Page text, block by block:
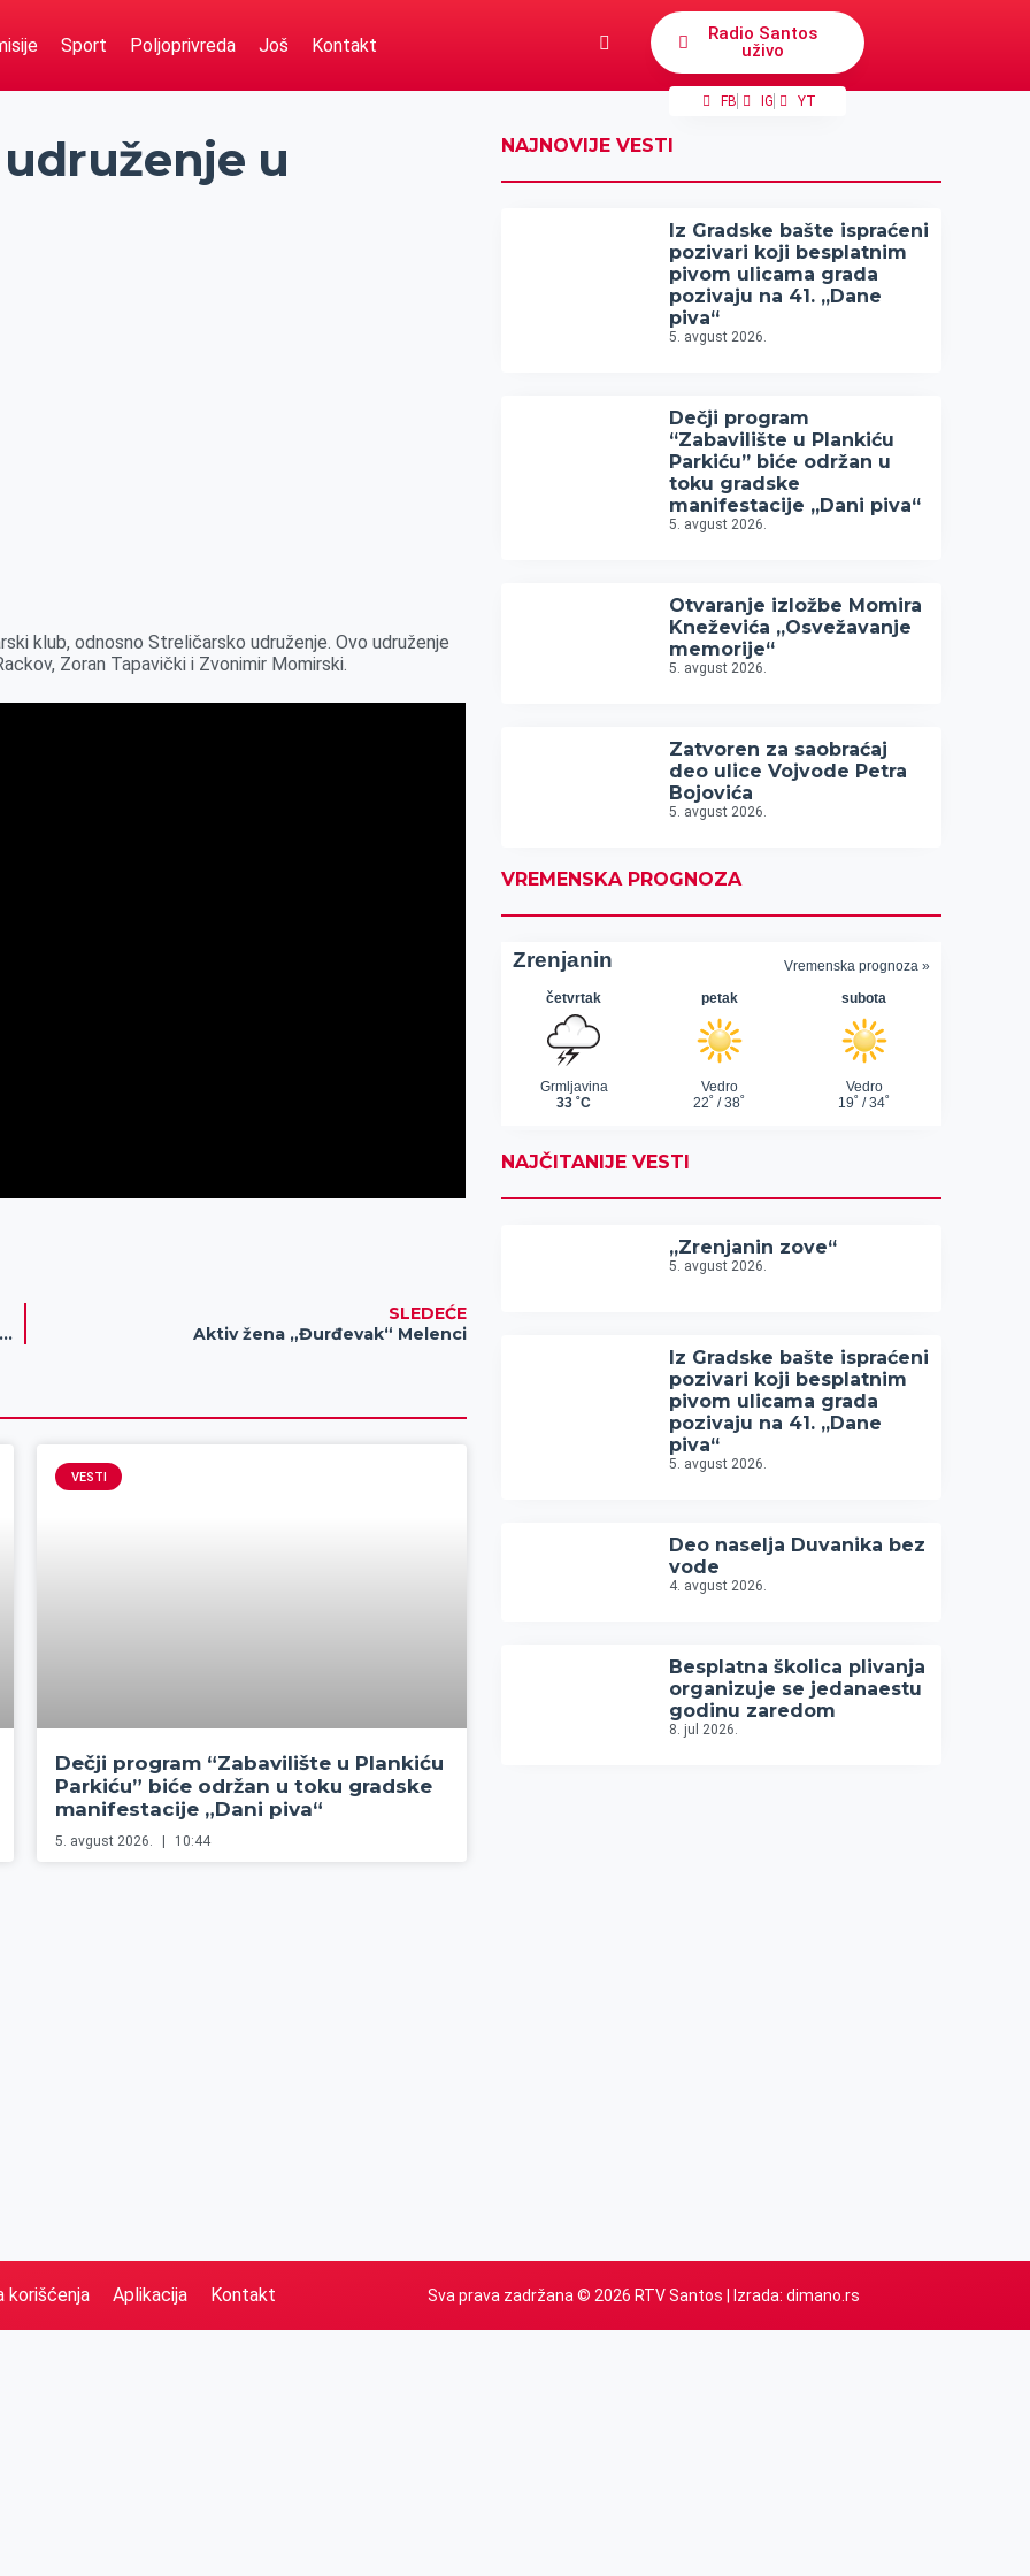
Sport Poljoprivreda Još Kontakt
Radio Santos
uživo
FB IG YT
u
klub, odnosno Streličarsko udruženje. Ovo udruženje
Zoran Tapavički i Zvonimir Momirski.
Pileće kobasice delikates na Itebejskoj kobasicijadi
SLEDEĆE
Aktiv žena „Đurđevak“ Melenci
VESTI
Dečji program “Zabavilište u Plankiću
Parkiću” biće održan u toku gradske
manifestacije „Dani piva“
5. avgust 2026. 10:44
NAJNOVIJE VESTI
Iz Gradske bašte ispraćeni
pozivari koji besplatnim
pivom ulicama grada
pozivaju na 41. „Dane
piva“
5. avgust 2026.
Dečji program
“Zabavilište u Plankiću
Parkiću” biće održan u
toku gradske
manifestacije „Dani piva“
5. avgust 2026.
Otvaranje izložbe Momira
Kneževića „Osvežavanje
memorije“
5. avgust 2026.
Zatvoren za saobraćaj
deo ulice Vojvode Petra
Bojovića
5. avgust 2026.
VREMENSKA PROGNOZA
NAJČITANIJE VESTI
„Zrenjanin zove“
5. avgust 2026.
Iz Gradske bašte ispraćeni
pozivari koji besplatnim
pivom ulicama grada
pozivaju na 41. „Dane
piva“
5. avgust 2026.
Deo naselja Duvanika bez
vode
4. avgust 2026.
Besplatna školica plivanja
organizuje se jedanaestu
godinu zaredom
8. jul 2026.
korišćenja Aplikacija Kontakt Sva prava zadržana © 2026 RTV Santos | Izrada: dimano.rs